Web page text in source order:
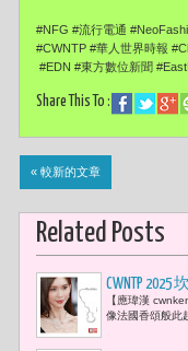
#NFG #流行電通
#CWNTP #華人世界時報
#EDN #東方數位新聞
Share This To :
« 較新的文章
Related Posts
CWNTP
【應瑋漢
像法國香頌般此